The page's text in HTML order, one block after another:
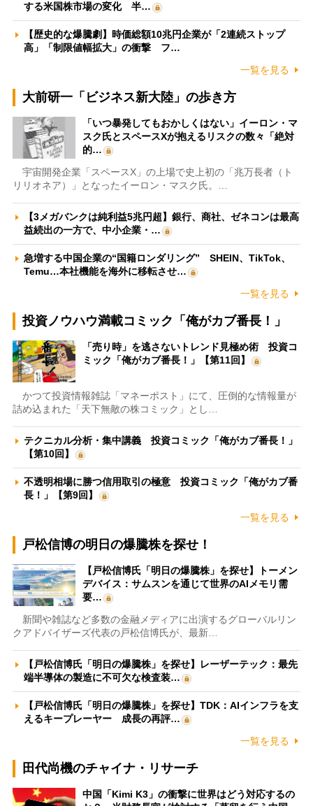
する米国株市場の変化 半…
【歴史的な爆騰劇】時価総額10兆円企業が「2連続ストップ
高」「制限値幅拡大」の衝撃 フ…
一覧を見る
大前研一「ビジネス新大陸」の歩き方
「いつ暴発してもおかしくはない」イーロン・マ
スク氏とスペースXが抱えるリスクの数々「絶対
的…
宇宙開発企業「スペースX」の上場で史上初の「兆万長者（ト
リリオネア）」となったイーロン・マスク氏。…
【3メガバンクは純利益5兆円超】銀行、商社、ゼネコンは最高
益続出の一方で、中小企業・…
急増する中国企業の“国籍ロンダリング” SHEIN、TikTok、
Temu…本社機能を海外に移転させ…
一覧を見る
投資ノウハウ満載コミック「俺がカブ番長！」
「売り時」を逃さないトレンド見極め術 投資コ
ミック「俺がカブ番長！」【第11回】
かつて投資情報雑誌「マネーポスト」にて、圧倒的な情報量が
詰め込まれた「天下無敵の株コミック」とし…
テクニカル分析・集中講義 投資コミック「俺がカブ番長！」
【第10回】
不透明相場に勝つ信用取引の極意 投資コミック「俺がカブ番
長！」【第9回】
一覧を見る
戸松信博の明日の爆騰株を探せ！
【戸松信博氏「明日の爆騰株」を探せ】トーメン
デバイス：サムスンを通じて世界のAIメモリ需
要…
新聞や雑誌など多数の金融メディアに出演するグローバルリン
クアドバイザーズ代表の戸松信博氏が、最新…
【戸松信博氏「明日の爆騰株」を探せ】レーザーテック：最先
端半導体の製造に不可欠な検査装…
【戸松信博氏「明日の爆騰株」を探せ】TDK：AIインフラを支
えるキープレーヤー 成長の再評…
一覧を見る
田代尚機のチャイナ・リサーチ
中国「Kimi K3」の衝撃に世界はどう対応するの